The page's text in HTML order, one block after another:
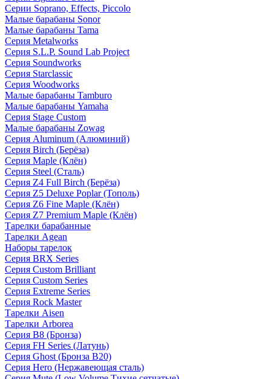
Серии Soprano, Effects, Piccolo
Малые барабаны Sonor
Малые барабаны Tama
Серия Metalworks
Серия S.L.P. Sound Lab Project
Серия Soundworks
Серия Starclassic
Серия Woodworks
Малые барабаны Tamburo
Малые барабаны Yamaha
Серия Stage Custom
Малые барабаны Zowag
Серия Aluminum (Алюминий)
Серия Birch (Берёза)
Серия Maple (Клён)
Серия Steel (Сталь)
Серия Z4 Full Birch (Берёза)
Серия Z5 Deluxe Poplar (Тополь)
Серия Z6 Fine Maple (Клён)
Серия Z7 Premium Maple (Клён)
Тарелки барабанные
Тарелки Agean
Наборы тарелок
Серия BRX Series
Серия Custom Brilliant
Серия Custom Series
Серия Extreme Series
Серия Rock Master
Тарелки Aisen
Тарелки Arborea
Серия B8 (Бронза)
Серия FH Series (Латунь)
Серия Ghost (Бронза B20)
Серия Hero (Нержавеющая сталь)